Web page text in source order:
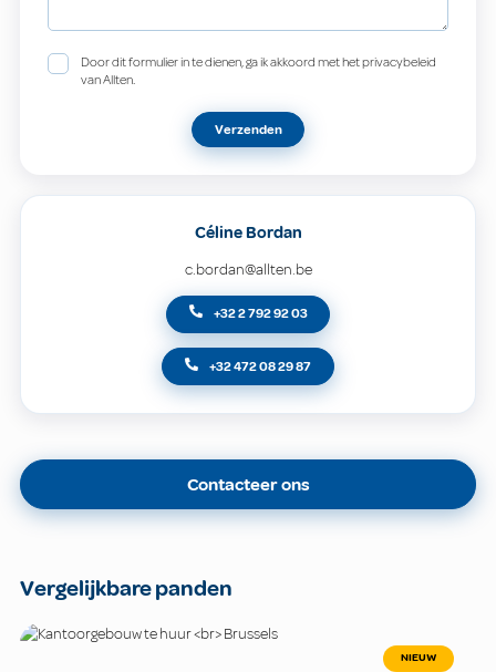
Door dit formulier in te dienen, ga ik akkoord met het privacybeleid
van Allten.
Verzenden
Céline Bordan
c.bordan@allten.be
+32 2 792 92 03
+32 472 08 29 87
Contacteer ons
Vergelijkbare panden
NIEUW